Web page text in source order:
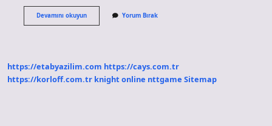
Devamını okuyunMera
Alanı
Yorum Bırak
https://etabyazilim.com https://cays.com.tr
https://korloff.com.tr knight online nttgame Sitemap